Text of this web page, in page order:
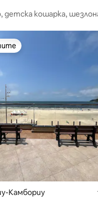
детска кошарка,
на гостите
Камбориу